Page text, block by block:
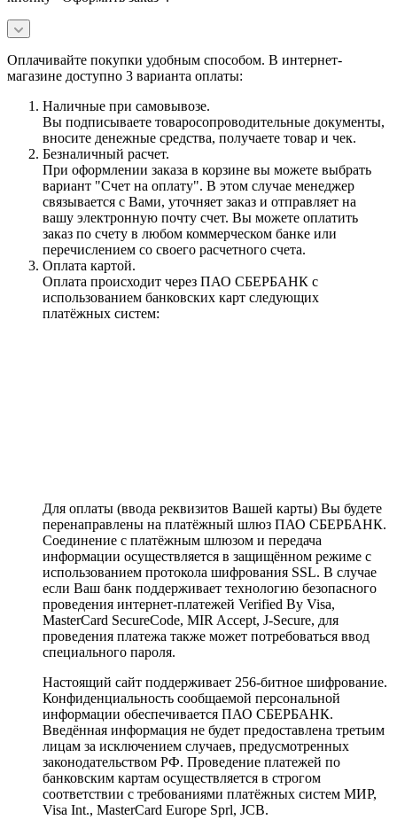
Оплачивайте покупки удобным способом. В интернет-
магазине доступно 3 варианта оплаты:
Наличные при самовывозе.
Вы подписываете товаросопроводительные документы,
вносите денежные средства, получаете товар и чек.
Безналичный расчет.
При оформлении заказа в корзине вы можете выбрать
вариант "Счет на оплату". В этом случае менеджер
связывается с Вами, уточняет заказ и отправляет на
вашу электронную почту счет. Вы можете оплатить
заказ по счету в любом коммерческом банке или
перечислением со своего расчетного счета.
Оплата картой.
Оплата происходит через ПАО СБЕРБАНК с
использованием банковских карт следующих
платёжных систем:
Для оплаты (ввода реквизитов Вашей карты) Вы будете
перенаправлены на платёжный шлюз ПАО СБЕРБАНК.
Соединение с платёжным шлюзом и передача
информации осуществляется в защищённом режиме с
использованием протокола шифрования SSL. В случае
если Ваш банк поддерживает технологию безопасного
проведения интернет-платежей Verified By Visa,
MasterCard SecureCode, MIR Accept, J-Secure, для
проведения платежа также может потребоваться ввод
специального пароля.
Настоящий сайт поддерживает 256-битное шифрование.
Конфиденциальность сообщаемой персональной
информации обеспечивается ПАО СБЕРБАНК.
Введённая информация не будет предоставлена третьим
лицам за исключением случаев, предусмотренных
законодательством РФ. Проведение платежей по
банковским картам осуществляется в строгом
соответствии с требованиями платёжных систем МИР,
Visa Int., MasterCard Europe Sprl, JCB.